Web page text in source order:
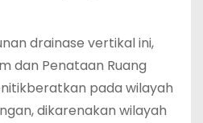
drainase vertikal ini,
dan Penataan Ruang
pada wilayah
dikarenakan wilayah